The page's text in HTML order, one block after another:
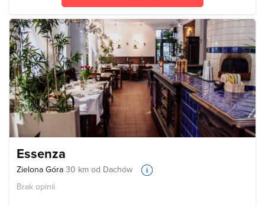
Essenza
Zielona Góra 30 km od Dachów
Brak opinii